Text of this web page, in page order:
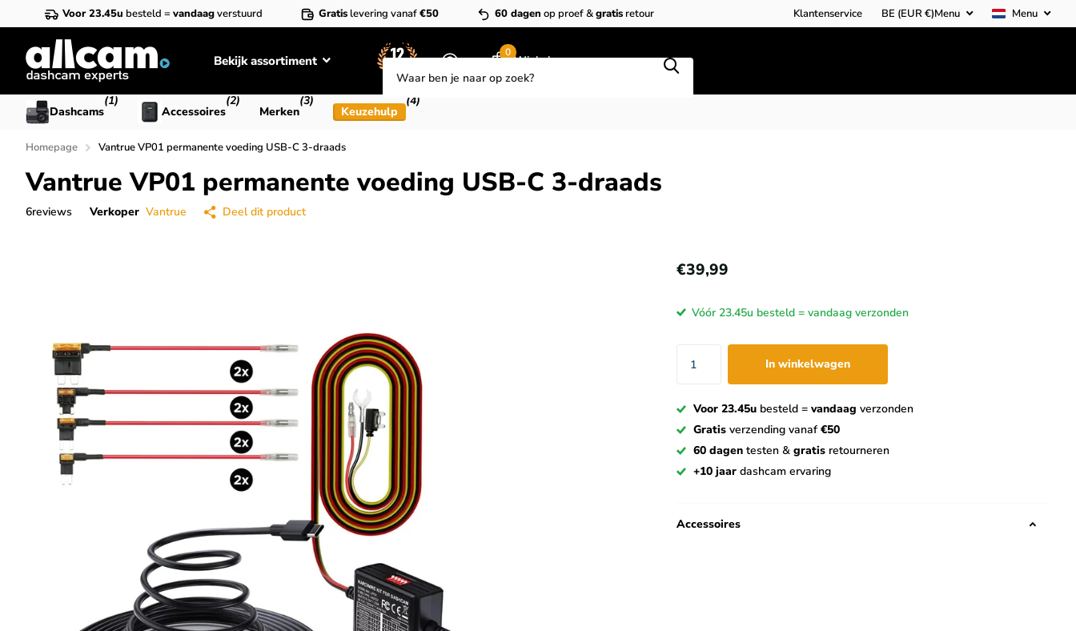
Voor 23.45u besteld = vandaagverstuurd Gratis levering vanaf€50 60 dagen op proef &gratis retour Klantenservice BE (EUR €)Menu Menu
Bekijk assortiment
Zoeken
0
Winkelwagen
Dashcams
(1)
Accessoires
(2)
Merken
(3)
Keuzehulp
(4)
Homepage Vantrue VP01 permanente voeding USB-C 3-draads
Vantrue VP01 permanente voeding USB-C 3-draads
6reviews Verkoper Vantrue Deel dit product
€39,99
Vóór 23.45u besteld = vandaag verzonden
In winkelwagen
Voor 23.45u besteld = vandaag verzonden
Gratis verzending vanaf €50
60 dagen testen & gratis retourneren
+10 jaar dashcam ervaring
Accessoires